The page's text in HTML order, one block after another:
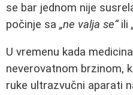
se bar jednom nije
počinje sa „ne valja se“ili
U vremenu kada
neverovatnom brzinom,
ruke ultrazvučni aparati